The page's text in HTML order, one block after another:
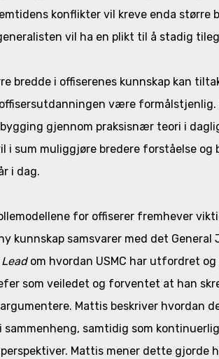
konflikter vil kreve enda større
vil ha en plikt til å stadig
bredde i offiserenes kunnskap kan
være
gjennom praksisnær teori i
i sum muliggjøre bredere forståelse og
i dag.
for offiserer fremhever
kunnskap samsvarer med det General
om hvordan USMC har utfordret
som veiledet og forventet at han
Mattis beskriver hvordan
sammenheng, samtidig som
Mattis mener dette gjorde